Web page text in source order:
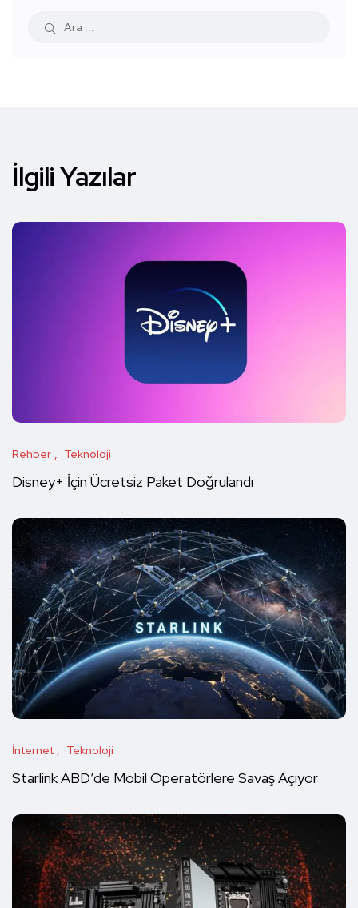
İlgili Yazılar
Rehber Teknoloji
Disney+ İçin Ücretsiz Paket Doğrulandı
İnternet Teknoloji
Starlink ABD’de Mobil Operatörlere Savaş Açıyor